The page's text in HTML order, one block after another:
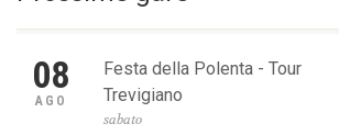
08
AGO
Festa della Polenta - Tour
Trevigiano
sabato